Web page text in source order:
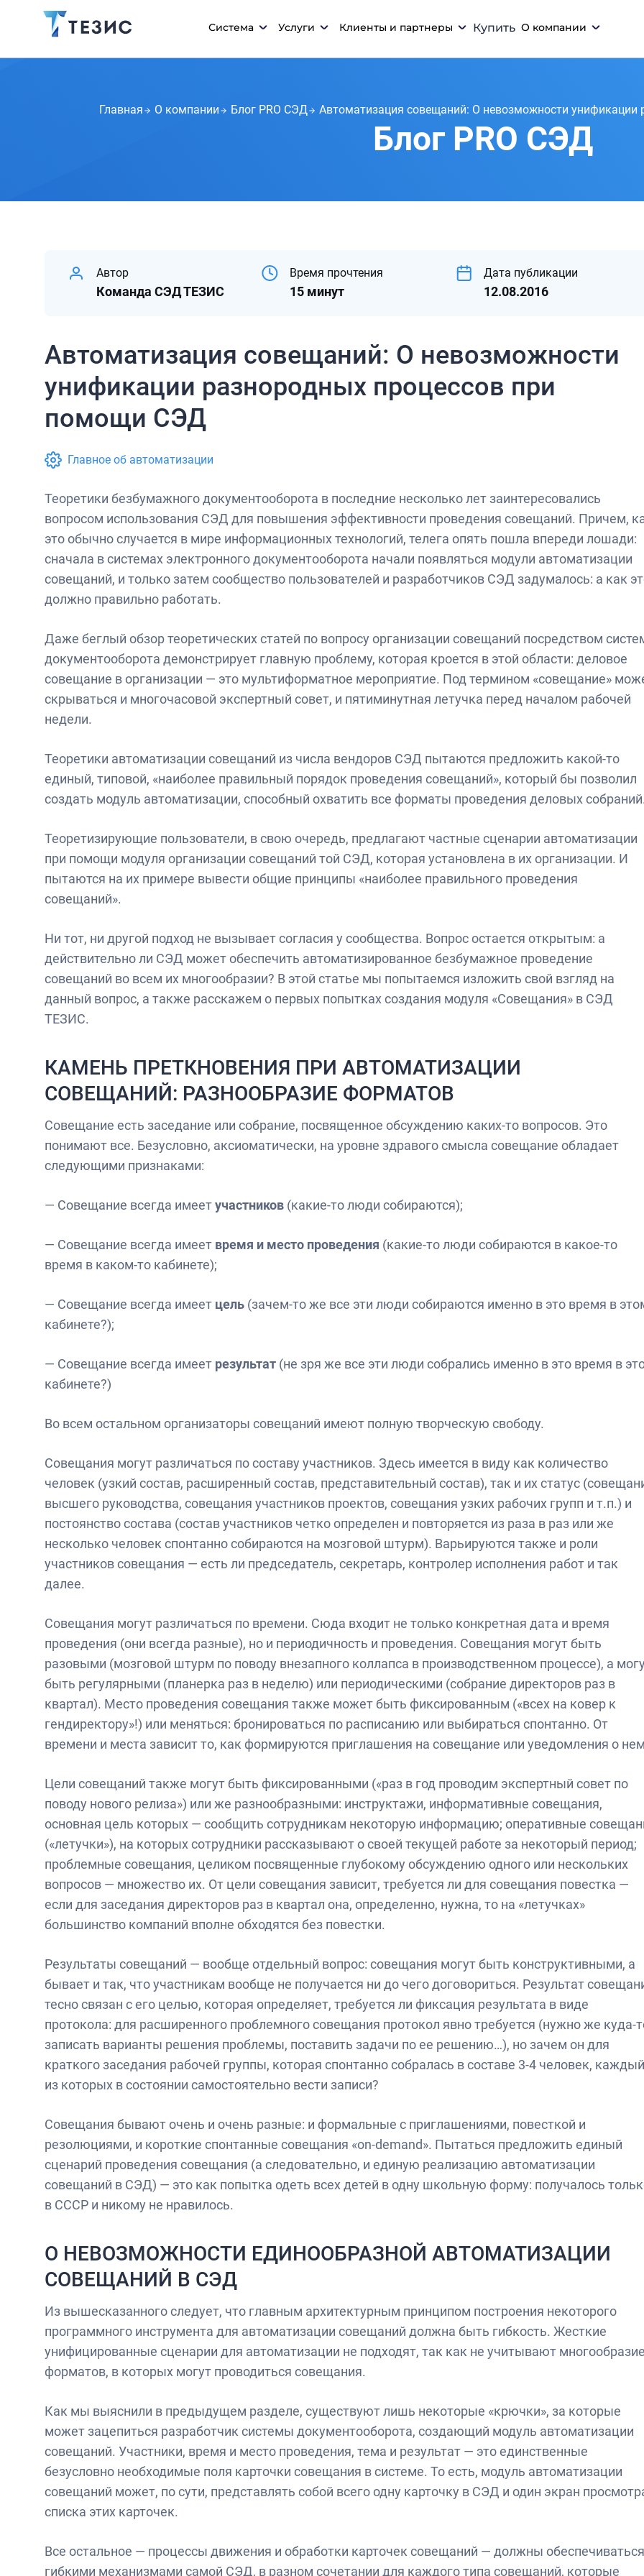
Система Услуги Клиенты и партнеры Купить О компании
Главная О компании Блог PRO СЭД Автоматизация совещаний: О невозможности
Блог PRO СЭД
Автор
Команда СЭД ТЕЗИС
Время прочтения
15 минут
Дата публикации
12.08.2016
Автоматизация совещаний: О невозможности
унификации разнородных процессов при
помощи СЭД
Главное об автоматизации
Теоретики безбумажного документооборота в последние несколько лет заинтересовались
вопросом использования СЭД для повышения эффективности проведения совещаний. Причем,
это обычно случается в мире информационных технологий, телега опять пошла впереди лошади:
сначала в системах электронного документооборота начали появляться модули автоматизации
совещаний, и только затем сообщество пользователей и разработчиков СЭД задумалось: а как
должно правильно работать.
Даже беглый обзор теоретических статей по вопросу организации совещаний посредством
документооборота демонстрирует главную проблему, которая кроется в этой области: деловое
совещание в организации — это мультиформатное мероприятие. Под термином «совещание»
скрываться и многочасовой экспертный совет, и пятиминутная летучка перед началом рабочей
недели.
Теоретики автоматизации совещаний из числа вендоров СЭД пытаются предложить какой-то
единый, типовой, «наиболее правильный порядок проведения совещаний», который бы позволил
создать модуль автоматизации, способный охватить все форматы проведения деловых
Теоретизирующие пользователи, в свою очередь, предлагают частные сценарии автоматизации
при помощи модуля организации совещаний той СЭД, которая установлена в их организации. И
пытаются на их примере вывести общие принципы «наиболее правильного проведения
совещаний».
Ни тот, ни другой подход не вызывает согласия у сообщества. Вопрос остается открытым: а
действительно ли СЭД может обеспечить автоматизированное безбумажное проведение
совещаний во всем их многообразии? В этой статье мы попытаемся изложить свой взгляд на
данный вопрос, а также расскажем о первых попытках создания модуля «Совещания» в СЭД
ТЕЗИС.
КАМЕНЬ ПРЕТКНОВЕНИЯ ПРИ АВТОМАТИЗАЦИИ
СОВЕЩАНИЙ: РАЗНООБРАЗИЕ ФОРМАТОВ
Совещание есть заседание или собрание, посвященное обсуждению каких-то вопросов. Это
понимают все. Безусловно, аксиоматически, на уровне здравого смысла совещание обладает
следующими признаками:
— Совещание всегда имеетучастников (какие-то люди собираются);
— Совещание всегда имеет время и место проведения (какие-то люди собираются в какое-то
время в каком-то кабинете);
— Совещание всегда имеет цель (зачем-то же все эти люди собираются именно в это время в
кабинете?);
— Совещание всегда имеет результат (не зря же все эти люди собрались именно в это время в
кабинете?)
Во всем остальном организаторы совещаний имеют полную творческую свободу.
Совещания могут различаться по составу участников. Здесь имеется в виду как количество
человек (узкий состав, расширенный состав, представительный состав), так и их статус
высшего руководства, совещания участников проектов, совещания узких рабочих групп и т.п.) и
постоянство состава (состав участников четко определен и повторяется из раза в раз или же
несколько человек спонтанно собираются на мозговой штурм). Варьируются также и роли
участников совещания — есть ли председатель, секретарь, контролер исполнения работ и так
далее.
Совещания могут различаться по времени. Сюда входит не только конкретная дата и время
проведения (они всегда разные), но и периодичность и проведения. Совещания могут быть
разовыми (мозговой штурм по поводу внезапного коллапса в производственном процессе), а
быть регулярными (планерка раз в неделю) или периодическими (собрание директоров раз в
квартал). Место проведения совещания также может быть фиксированным («всех на ковер к
гендиректору»!) или меняться: бронироваться по расписанию или выбираться спонтанно. От
времени и места зависит то, как формируются приглашения на совещание или уведомления о
Цели совещаний также могут быть фиксированными («раз в год проводим экспертный совет по
поводу нового релиза») или же разнообразными: инструктажи, информативные совещания,
основная цель которых — сообщить сотрудникам некоторую информацию; оперативные
(«летучки»), на которых сотрудники рассказывают о своей текущей работе за некоторый период;
проблемные совещания, целиком посвященные глубокому обсуждению одного или нескольких
вопросов — множество их. От цели совещания зависит, требуется ли для совещания повестка —
если для заседания директоров раз в квартал она, определенно, нужна, то на «летучках»
большинство компаний вполне обходятся без повестки.
Результаты совещаний — вообще отдельный вопрос: совещания могут быть конструктивными, а
бывает и так, что участникам вообще не получается ни до чего договориться. Результат
тесно связан с его целью, которая определяет, требуется ли фиксация результата в виде
протокола: для расширенного проблемного совещания протокол явно требуется (нужно же куда-
записать варианты решения проблемы, поставить задачи по ее решению…), но зачем он для
краткого заседания рабочей группы, которая спонтанно собралась в составе 3-4 человек, каждый
из которых в состоянии самостоятельно вести записи?
Совещания бывают очень и очень разные: и формальные с приглашениями, повесткой и
резолюциями, и короткие спонтанные совещания «on-demand». Пытаться предложить единый
сценарий проведения совещания (а следовательно, и единую реализацию автоматизации
совещаний в СЭД) — это как попытка одеть всех детей в одну школьную форму: получалось
в СССР и никому не нравилось.
О НЕВОЗМОЖНОСТИ ЕДИНООБРАЗНОЙ АВТОМАТИЗАЦИИ
СОВЕЩАНИЙ В СЭД
Из вышесказанного следует, что главным архитектурным принципом построения некоторого
программного инструмента для автоматизации совещаний должна быть гибкость. Жесткие
унифицированные сценарии для автоматизации не подходят, так как не учитывают
форматов, в которых могут проводиться совещания.
Как мы выяснили в предыдущем разделе, существуют лишь некоторые «крючки», за которые
может зацепиться разработчик системы документооборота, создающий модуль автоматизации
совещаний. Участники, время и место проведения, тема и результат — это единственные
безусловно необходимые поля карточки совещания в системе. То есть, модуль автоматизации
совещаний может, по сути, представлять собой всего одну карточку в СЭД и один экран
списка этих карточек.
Все остальное — процессы движения и обработки карточек совещаний — должны обеспечиваться
гибкими механизмами самой СЭД, в разном сочетании для каждого типа совещаний, которые